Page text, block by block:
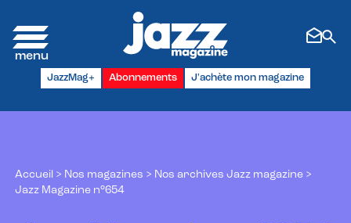
JazzMag+ Abonnements J'achète mon magazine
Accueil > Nos magazines > Nos archives Jazz magazine >
Jazz Magazine n°654